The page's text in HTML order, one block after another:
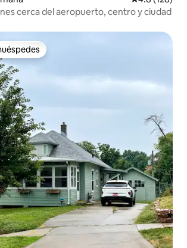
cerca del aeropuerto, centro y ciudad